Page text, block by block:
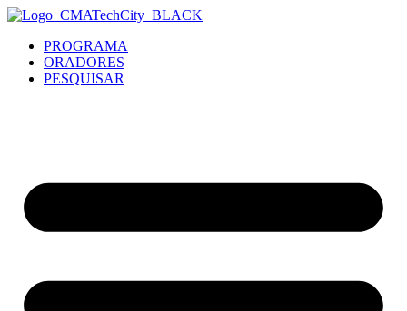
PROGRAMA
ORADORES
PESQUISAR